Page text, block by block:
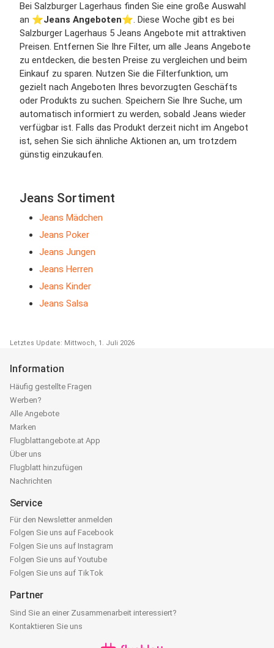
Bei Salzburger Lagerhaus finden Sie eine große Auswahl
an ⭐️Jeans Angeboten⭐️. Diese Woche gibt es bei
Salzburger Lagerhaus 5 Jeans Angebote mit attraktiven
Preisen. Entfernen Sie Ihre Filter, um alle Jeans Angebote
zu entdecken, die besten Preise zu vergleichen und beim
Einkauf zu sparen. Nutzen Sie die Filterfunktion, um
gezielt nach Angeboten Ihres bevorzugten Geschäfts
oder Produkts zu suchen. Speichern Sie Ihre Suche, um
automatisch informiert zu werden, sobald Jeans wieder
verfügbar ist. Falls das Produkt derzeit nicht im Angebot
ist, sehen Sie sich ähnliche Aktionen an, um trotzdem
günstig einzukaufen.
Jeans Sortiment
Jeans Mädchen
Jeans Poker
Jeans Jungen
Jeans Herren
Jeans Kinder
Jeans Salsa
Letztes Update: Mittwoch, 1. Juli 2026
Information
Häufig gestellte Fragen
Werben?
Alle Angebote
Marken
Flugblattangebote.at App
Über uns
Flugblatt hinzufügen
Nachrichten
Service
Für den Newsletter anmelden
Folgen Sie uns auf Facebook
Folgen Sie uns auf Instagram
Folgen Sie uns auf Youtube
Folgen Sie uns auf TikTok
Partner
Sind Sie an einer Zusammenarbeit interessiert?
Kontaktieren Sie uns